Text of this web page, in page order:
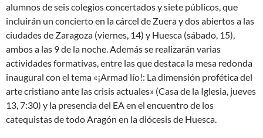
alumnos de seis colegios concertados y siete públicos, que
incluirán un concierto en la cárcel de Zuera y dos abiertos a las
ciudades de Zaragoza (viernes, 14) y Huesca (sábado, 15),
ambos a las 9 de la noche. Además se realizarán varias
actividades formativas, entre las que destaca la mesa redonda
inaugural con el tema «¡Armad lío!: La dimensión profética del
arte cristiano ante las crisis actuales» (Casa de la Iglesia, jueves
13, 7:30) y la presencia del EA en el encuentro de los
catequistas de todo Aragón en la diócesis de Huesca.